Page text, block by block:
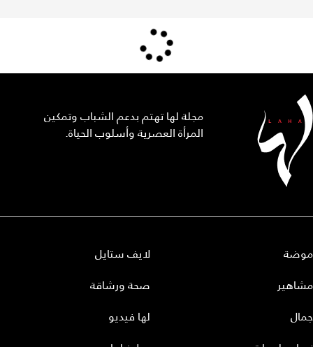
مجلة لها تهتم بدعم الشباب وتمكين
المرأة العصرية وأسلوب الحياة.
موضة
مشاهير
جمال
لايف ستايل
صحة ورشاقة
لها فيديو